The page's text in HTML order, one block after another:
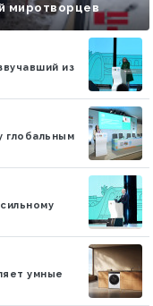
миротворцев
из
глобальным
умные